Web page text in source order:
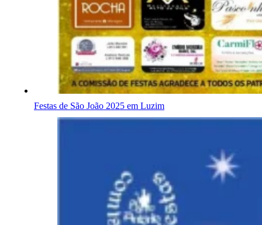
Festas de São João 2025 em Luzim